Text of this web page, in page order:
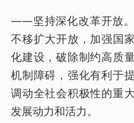
——坚持深化改革开放
不移扩大开放，加强国
化建设，破除制约高质
机制障碍，强化有利于
调动全社会积极性的重
发展动力和活力。